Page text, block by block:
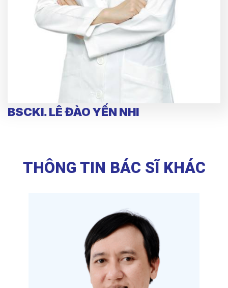
BSCKI. LÊ ĐÀO YẾN NHI
THÔNG TIN BÁC SĨ KHÁC